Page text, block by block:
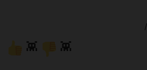
👾 👾